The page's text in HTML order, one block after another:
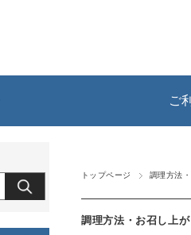
ご
トップページ 調理方法
調理方法・お召し上